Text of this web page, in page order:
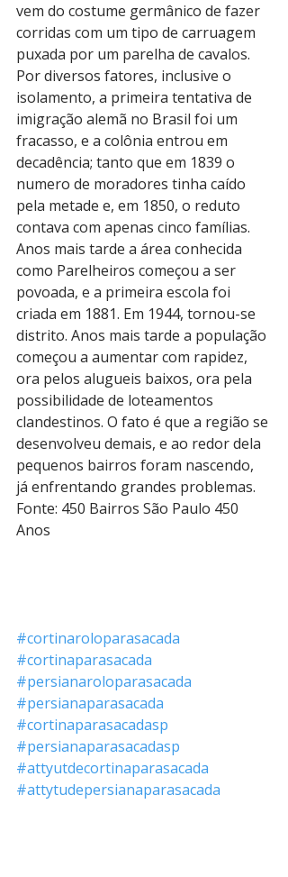
vem do costume germânico de fazer
corridas com um tipo de carruagem
puxada por um parelha de cavalos.
Por diversos fatores, inclusive o
isolamento, a primeira tentativa de
imigração alemã no Brasil foi um
fracasso, e a colônia entrou em
decadência; tanto que em 1839 o
numero de moradores tinha caído
pela metade e, em 1850, o reduto
contava com apenas cinco famílias.
Anos mais tarde a área conhecida
como Parelheiros começou a ser
povoada, e a primeira escola foi
criada em 1881. Em 1944, tornou-se
distrito. Anos mais tarde a população
começou a aumentar com rapidez,
ora pelos alugueis baixos, ora pela
possibilidade de loteamentos
clandestinos. O fato é que a região se
desenvolveu demais, e ao redor dela
pequenos bairros foram nascendo,
já enfrentando grandes problemas.
Fonte: 450 Bairros São Paulo 450
Anos
#cortinaroloparasacada
#cortinaparasacada
#persianaroloparasacada
#persianaparasacada
#cortinaparasacadasp
#persianaparasacadasp
#attyutdecortinaparasacada
#attytudepersianaparasacada